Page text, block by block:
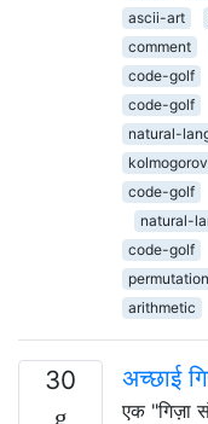
ascii-art
comment
code-golf
code-golf
natural-
code-golf
natural-
code-golf
arithmetic
30 अच्छाई
एक "गिज़ा